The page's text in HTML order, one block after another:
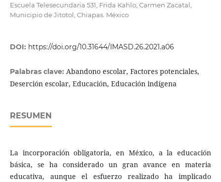
Escuela Telesecundaria 531, Frida Kahlo, Carmen Zacatal,
Municipio de Jitotol, Chiapas. México
DOI: https://doi.org/10.31644/IMASD.26.2021.a06
Palabras clave: Abandono escolar, Factores potenciales,
Deserción escolar, Educación, Educación indígena
RESUMEN
La incorporación obligatoria, en México, a la educación
básica, se ha considerado un gran avance en materia
educativa, aunque el esfuerzo realizado ha implicado